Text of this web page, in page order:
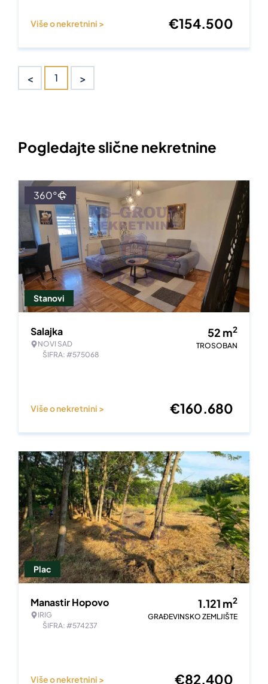
Više o nekretnini > €154.500
< 1 >
Pogledajte slične nekretnine
Stanovi
360°
Salajka
NOVI SAD
ŠIFRA: #575068
52 m2
TROSOBAN
Više o nekretnini > €160.680
Plac
Manastir Hopovo
IRIG
ŠIFRA: #574237
1.121 m2
GRAĐEVINSKO ZEMLJIŠTE
Više o nekretnini > €82.400